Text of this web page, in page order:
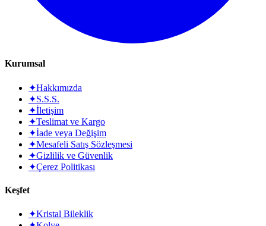
Kurumsal
✦Hakkımızda
✦S.S.S.
✦İletişim
✦Teslimat ve Kargo
✦İade veya Değişim
✦Mesafeli Satış Sözleşmesi
✦Gizlilik ve Güvenlik
✦Çerez Politikası
Keşfet
✦Kristal Bileklik